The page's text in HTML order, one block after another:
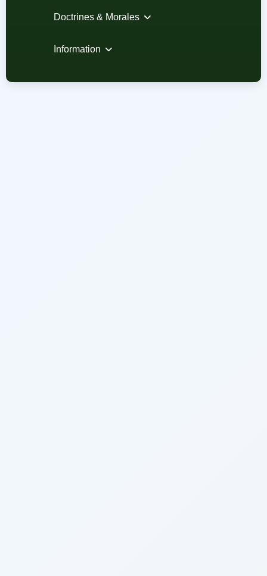
Doctrines & Morales
Information